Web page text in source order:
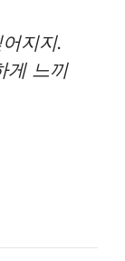
지지.
게 느끼